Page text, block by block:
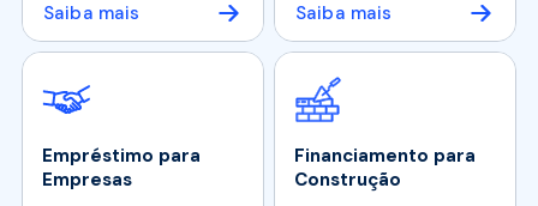
Saiba mais
Saiba mais
Empréstimo para
Empresas
Financiamento para
Construção